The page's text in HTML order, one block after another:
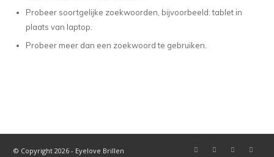
Probeer soortgelijke zoekwoorden, bijvoorbeeld: tablet in
plaats van laptop.
Probeer meer dan een zoekwoord te gebruiken.
© Copyright 2026 - Eyelove Brillen